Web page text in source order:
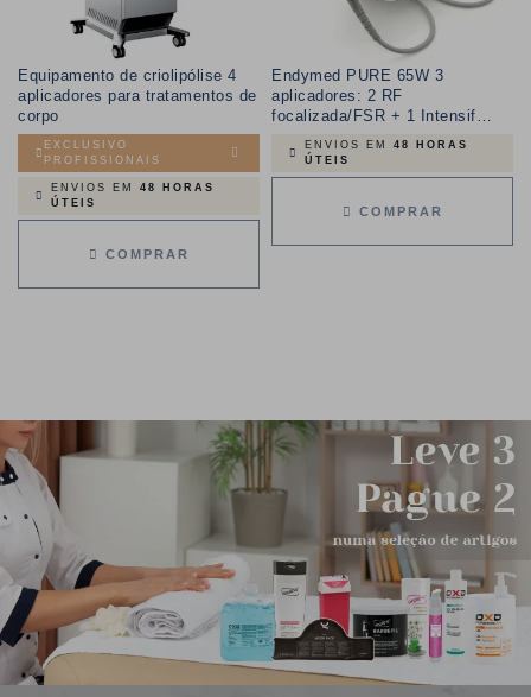
Equipamento de criolipólise 4
aplicadores para tratamentos de
corpo
EXCLUSIVO
PROFISSIONAIS
ENVIOS EM 48 HORAS
ÚTEIS
COMPRAR
Endymed PURE 65W 3
aplicadores: 2 RF
focalizada/FSR + 1 Intensif
3,5mmENVIOS EM 48 HORAS
ÚTEIS
COMPRAR